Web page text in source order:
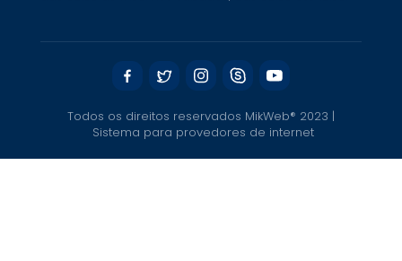
Todos os direitos reservados MikWeb® 2023 |
Sistema para provedores de internet